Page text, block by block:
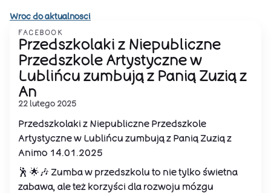
Wroc do aktualnosci
FACEBOOK
Przedszkolaki z Niepubliczne
Przedszkole Artystyczne w
Lublińcu zumbują z Panią Zuzią z
An
22 lutego 2025
Przedszkolaki z Niepubliczne Przedszkole
Artystyczne w Lublińcu zumbują z Panią Zuzią z
Animo 14.01.2025
🕺 🌟🎶 Zumba w przedszkolu to nie tylko świetna
zabawa, ale też korzyści dla rozwoju mózgu